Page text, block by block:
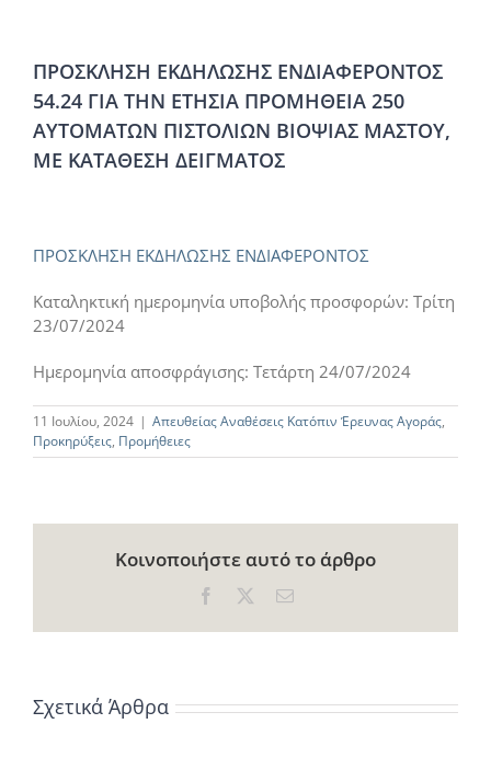
ΠΡΟΣΚΛΗΣΗ ΕΚΔΗΛΩΣΗΣ ΕΝΔΙΑΦΕΡΟΝΤΟΣ
54.24 ΓΙΑ ΤΗΝ ΕΤΗΣΙΑ ΠΡΟΜΗΘΕΙΑ 250
ΑΥΤΟΜΑΤΩΝ ΠΙΣΤΟΛΙΩΝ ΒΙΟΨΙΑΣ ΜΑΣΤΟΥ,
ΜΕ ΚΑΤΑΘΕΣΗ ΔΕΙΓΜΑΤΟΣ
ΠΡΟΣΚΛΗΣΗ ΕΚΔΗΛΩΣΗΣ ΕΝΔΙΑΦΕΡΟΝΤΟΣ
Καταληκτική ημερομηνία υποβολής προσφορών: Τρίτη
23/07/2024
Ημερομηνία αποσφράγισης: Τετάρτη 24/07/2024
11 Ιουλίου, 2024 | Απευθείας Αναθέσεις Κατόπιν Έρευνας Αγοράς,
Προκηρύξεις, Προμήθειες
Κοινοποιήστε αυτό το άρθρο
Facebook Email
Σχετικά Άρθρα